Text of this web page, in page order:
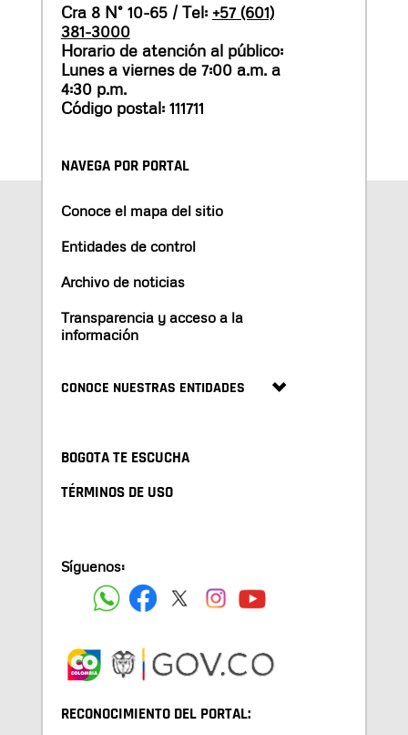
Cra 8 N° 10-65 / Tel: +57 (601)
381-3000
Horario de atención al público:
Lunes a viernes de 7:00 a.m. a
4:30 p.m.
Código postal: 111711
NAVEGA POR PORTAL
Conoce el mapa del sitio
Entidades de control
Archivo de noticias
Transparencia y acceso a la
información
CONOCE NUESTRAS ENTIDADES
BOGOTA TE ESCUCHA
TÉRMINOS DE USO
Síguenos:
RECONOCIMIENTO DEL PORTAL: